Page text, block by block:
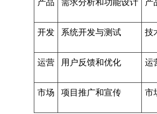
产品 需求分析和功能设计 产
开发 系统开发与测试 技
运营 用户反馈和优化 运
市场 项目推广和宣传 市